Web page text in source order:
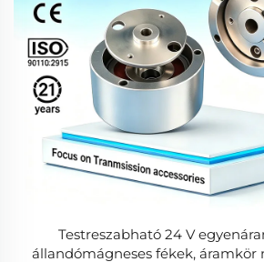
Testreszabható 24 V
állandómágneses fékek, áramkör